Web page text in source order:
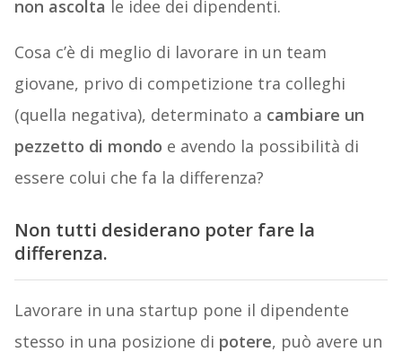
non ascolta le idee dei dipendenti.
Cosa c’è di meglio di lavorare in un team
giovane, privo di competizione tra colleghi
(quella negativa), determinato a cambiare un
pezzetto di mondo e avendo la possibilità di
essere colui che fa la differenza?
Non tutti desiderano poter fare la
differenza.
Lavorare in una startup pone il dipendente
stesso in una posizione di potere, può avere un